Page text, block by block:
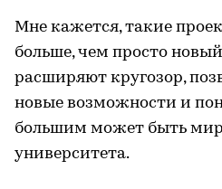
Мне кажется, такие
больше, чем просто
расширяют кругозор,
новые возможности и
большим может быть
университета.